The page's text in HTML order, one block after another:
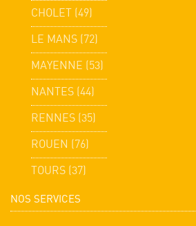
CHOLET (49)
LE MANS (72)
MAYENNE (53)
NANTES (44)
RENNES (35)
ROUEN (76)
TOURS (37)
NOS SERVICES